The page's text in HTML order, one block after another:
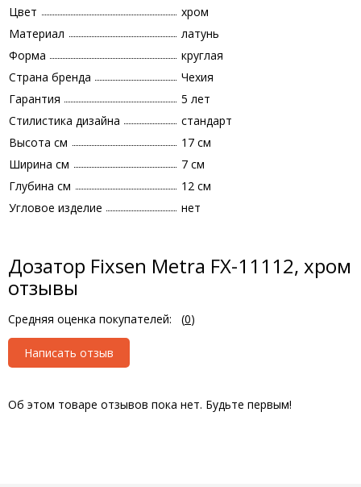
Цвет
хром
Материал
латунь
Форма
круглая
Страна бренда
Чехия
Гарантия
5 лет
Стилистика дизайна
стандарт
Высота см
17 см
Ширина см
7 см
Глубина см
12 см
Угловое изделие
нет
Дозатор Fixsen Metra FX-11112, хром
отзывы
Средняя оценка покупателей: (0)
Написать отзыв
Об этом товаре отзывов пока нет. Будьте первым!